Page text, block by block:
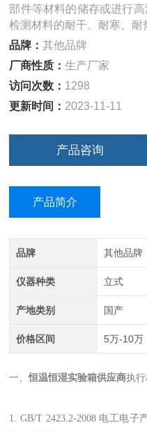
部件等材料的储存或进行
检测材料的耐干、耐寒、耐
品牌：其他品牌
厂商性质：生产厂家
访问次数： 1298
更新时间： 2023-11-11
产品咨询
产品简介
品牌 其他品牌
仪器种类 立式
产地类别 国产
价格区间 5万-10万
一、恒温恒湿实验箱供应商执行
1. GB/T 2423.2-2008 电工电